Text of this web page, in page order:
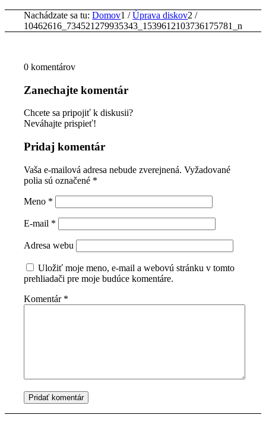
Nachádzate sa tu: Domov1 / Úprava diskov2 /
10462616_734521279935343_1539612103736175781_n
0 komentárov
Zanechajte komentár
Chcete sa pripojiť k diskusii?
Neváhajte prispieť!
Pridaj komentár
Vaša e-mailová adresa nebude zverejnená. Vyžadované
polia sú označené *
Meno *
E-mail *
Adresa webu
Uložiť moje meno, e-mail a webovú stránku v tomto
prehliadači pre moje budúce komentáre.
Komentár *